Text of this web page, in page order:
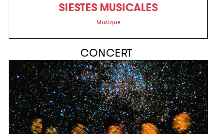
SIESTES MUSICALES
Musique
CONCERT